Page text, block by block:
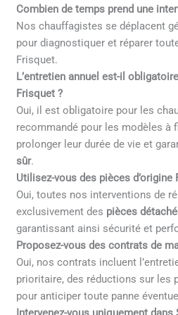
Combien de temps prend une
Nos chauffagistes se déplacent
pour diagnostiquer et réparer
Frisquet.
L’entretien annuel est-il
Frisquet ?
Oui, il est obligatoire pour les
recommandé pour les modèles à
prolonger leur durée de vie et
sûr.
Utilisez-vous des pièces d’origine
Oui, toutes nos interventions de
exclusivement des pièces
garantissant ainsi sécurité et
Proposez-vous des contrats de
Oui, nos contrats incluent
prioritaire, des réductions sur les
pour anticiper toute panne